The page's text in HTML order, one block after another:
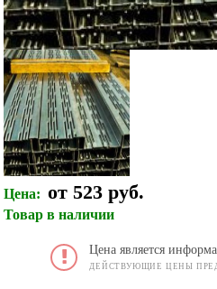
Цена: от 523 руб.
Товар в наличии
Цена является
ДЕЙСТВУЮЩИЕ ЦЕНЫ